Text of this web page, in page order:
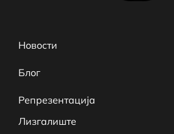
Новости
Блог
Репрезентација
Лизгалиште